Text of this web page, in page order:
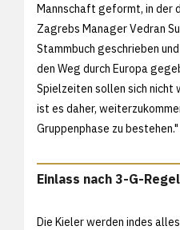
Mannschaft geformt, in der
Zagrebs Manager Vedran
Stammbuch geschrieben
den Weg durch Europa
Spielzeiten sollen sich nicht
ist es daher,
Gruppenphase zu bestehen."
Einlass nach 3-G-
Die Kieler werden indes